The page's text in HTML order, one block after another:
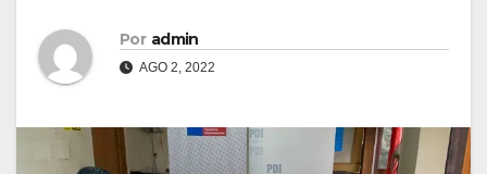
Por admin
AGO 2, 2022